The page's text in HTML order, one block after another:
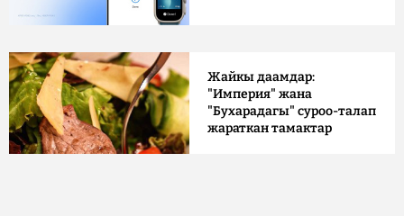
Жайкы даамдар:
"Империя" жана
"Бухарадагы" суроо-талап
жараткан тамактар